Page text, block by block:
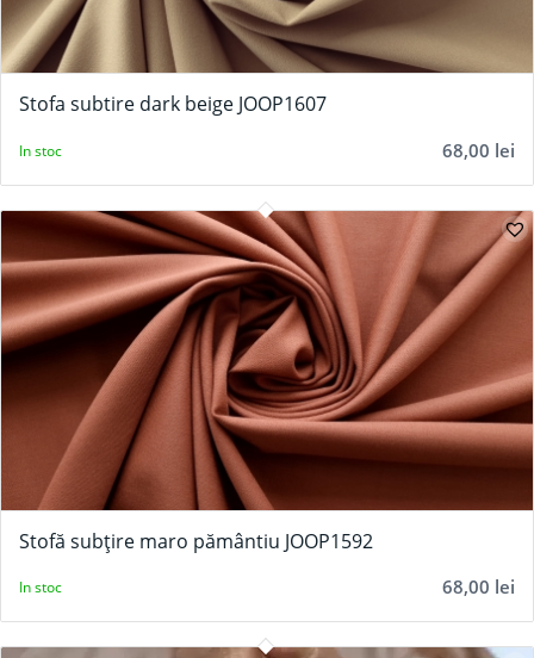
Stofa subtire dark beige JOOP1607
68,00 lei
In stoc
Stofă subțire maro pământiu JOOP1592
68,00 lei
In stoc